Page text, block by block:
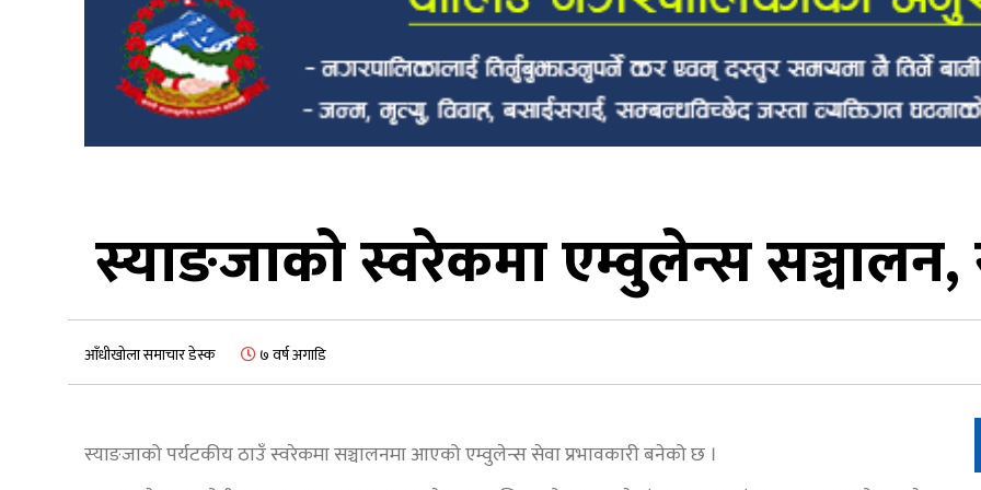
स्याङजाकाे स्वरेकमा एम्वुलेन्स
आँधीखोला समाचार डेस्क ७ वर्ष अगाडि
स्याङजाको पर्यटकीय ठाउँ स्वरेकमा सञ्चालनमा आएको एम्वुलेन्स सेवा प्रभावकारी बनेको छ ।